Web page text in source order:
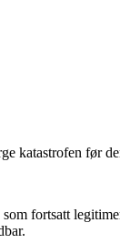
katastrofen før
fortsatt